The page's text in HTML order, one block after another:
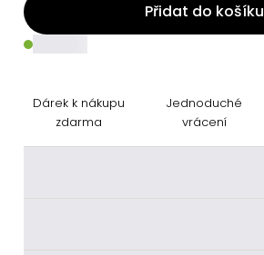
Přidat do košíku
Dárek k nákupu
zdarma
Jednoduché
vrácení